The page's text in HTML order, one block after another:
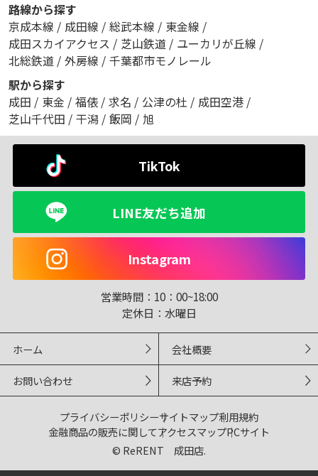
路線から探す
京成本線 / 成田線 / 総武本線 / 東金線 /
成田スカイアクセス / 芝山鉄道 / ユーカリが丘線 /
北総鉄道 / 外房線 / 千葉都市モノレール
駅から探す
成田 / 東金 / 福俵 / 求名 / 公津の杜 / 成田空港 /
芝山千代田 / 干潟 / 飯岡 / 旭
TikTok
LINE友だち追加
Instagram
営業時間： 10：00~18:00
定休日： 水曜日
ホーム 会社概要
お問い合わせ 来店予約
プライバシーポリシーサイトマップ利用規約
金融商品の販売に関してアクセスマップPCサイト
© ReRENT 成田店.